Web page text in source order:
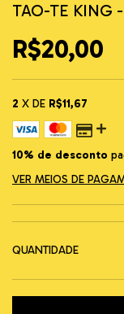
TAO-TE KING
R$20,00
2 X DE R$11,67
10% de desconto
VER MEIOS DE
QUANTIDADE